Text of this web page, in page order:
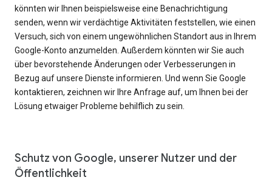
könnten wir Ihnen beispielsweise eine Benachrichtigung
senden, wenn wir verdächtige Aktivitäten feststellen, wie einen
Versuch, sich von einem ungewöhnlichen Standort aus in Ihrem
Google-Konto anzumelden. Außerdem könnten wir Sie auch
über bevorstehende Änderungen oder Verbesserungen in
Bezug auf unsere Dienste informieren. Und wenn Sie Google
kontaktieren, zeichnen wir Ihre Anfrage auf, um Ihnen bei der
Lösung etwaiger Probleme behilflich zu sein.
Schutz von Google, unserer Nutzer und der
Öffentlichkeit